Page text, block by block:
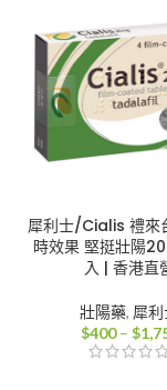
犀利士/Cialis 禮來
時效果 堅挺壯陽
入 | 香港直
壯陽藥, 犀
$400 – $